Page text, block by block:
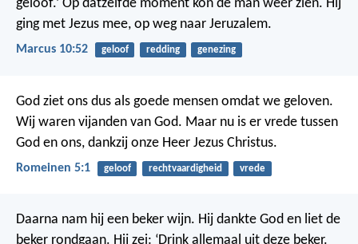
geloof.’ Op datzelfde moment kon de man weer zien. Hij
ging met Jezus mee, op weg naar Jeruzalem.
Marcus 10:52 geloof redding genezing
God ziet ons dus als goede mensen omdat we geloven.
Wij waren vijanden van God. Maar nu is er vrede tussen
God en ons, dankzij onze Heer Jezus Christus.
Romeinen 5:1 geloof rechtvaardigheid vrede
Daarna nam hij een beker wijn. Hij dankte God en liet de
beker rondgaan. Hij zei: ‘Drink allemaal uit deze beker.